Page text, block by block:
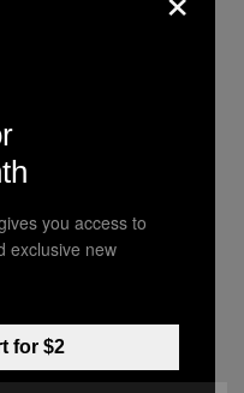
Alt-
Boo? I
you access to
exclusive new
for $2